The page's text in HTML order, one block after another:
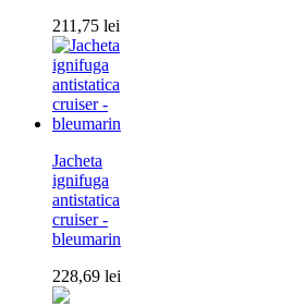
211,75 lei
Jacheta
ignifuga
antistatica
cruiser -
bleumarin
228,69 lei